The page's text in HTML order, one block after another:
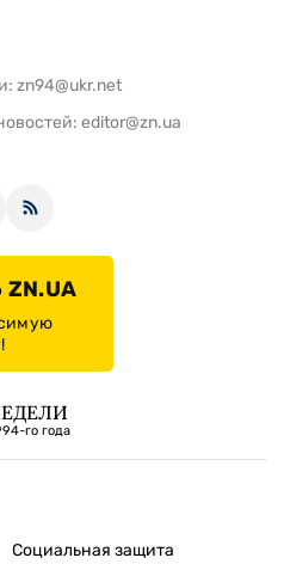
zn94@ukr.net
editor@zn.ua
го года
Социальная защита